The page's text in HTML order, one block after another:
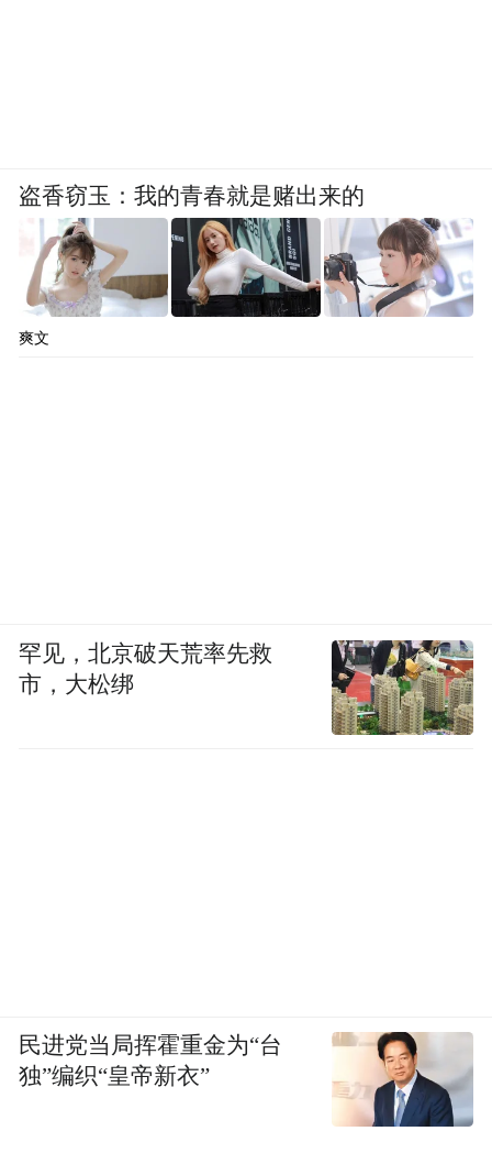
盗香窃玉：我的青春就是赌出来的
爽文
罕见，北京破天荒率先救
市，大松绑
民进党当局挥霍重金为“台
独”编织“皇帝新衣”